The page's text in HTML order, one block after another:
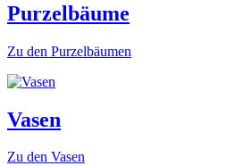
Purzelbäume
Zu den Purzelbäumen
Vasen
Zu den Vasen